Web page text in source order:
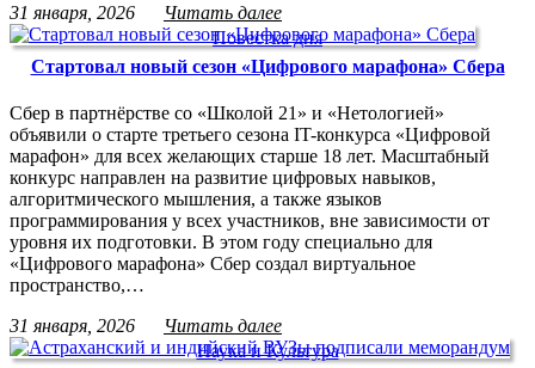
31 января, 2026
Читать далее
Повестка дня
Стартовал новый сезон «Цифрового марафона» Сбера
Сбер в партнёрстве со «Школой 21» и «Нетологией»
объявили о старте третьего сезона IT-конкурса «Цифровой
марафон» для всех желающих старше 18 лет. Масштабный
конкурс направлен на развитие цифровых навыков,
алгоритмического мышления, а также языков
программирования у всех участников, вне зависимости от
уровня их подготовки. В этом году специально для
«Цифрового марафона» Сбер создал виртуальное
пространство,…
31 января, 2026
Читать далее
Наука и Культура